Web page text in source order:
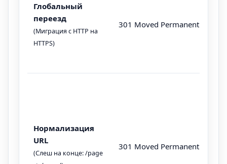
Глобальный
переезд
(Миграция с HTTP на
HTTPS)
301 Moved Permanently
Нормализация
URL
(Слеш на конце: /page
301 Moved Permanently